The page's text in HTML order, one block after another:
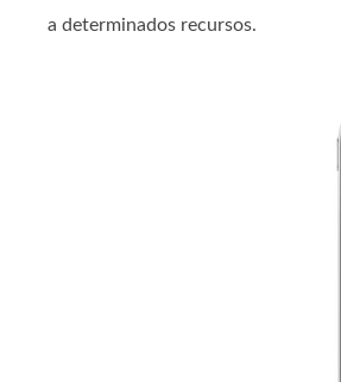
a determinados recursos.